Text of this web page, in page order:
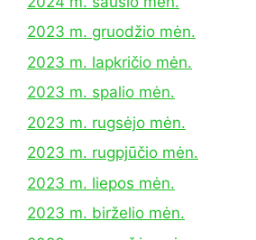
2023 m. gruodžio mėn.
2023 m. lapkričio mėn.
2023 m. spalio mėn.
2023 m. rugsėjo mėn.
2023 m. rugpjūčio mėn.
2023 m. liepos mėn.
2023 m. birželio mėn.